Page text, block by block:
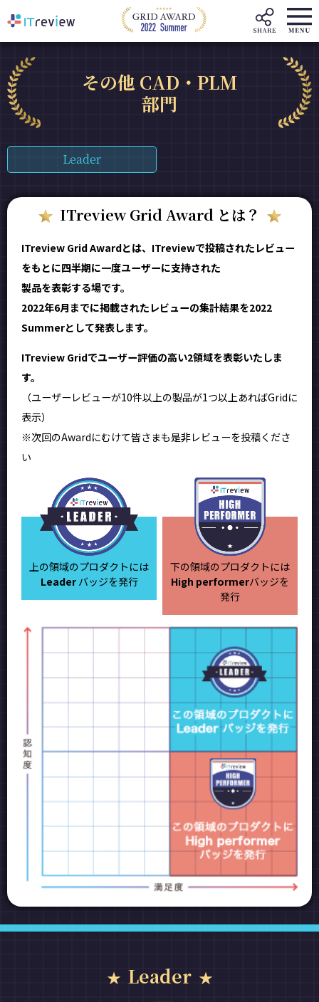
その他 CAD・PLM
部門
Leader
ITreview Grid Award とは？
ITreview Grid Awardとは、ITreviewで投稿されたレビュー
をもとに四半期に一度ユーザーに支持された
製品を表彰する場です。
2022年6月までに掲載されたレビューの集計結果を2022
Summerとして発表します。
ITreview Gridでユーザー評価の高い2領域を表彰いたしま
す。
（ユーザーレビューが10件以上の製品が1つ以上あればGridに
表示）
※次回のAwardにむけて皆さまも是非レビューを投稿くださ
い
上の領域のプロダクトには
Leaderバッジを発行
下の領域のプロダクトには
High performerバッジを
発行
Leader